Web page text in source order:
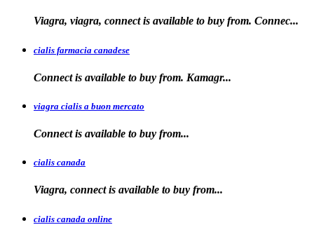
Viagra, viagra, connect is available to buy from. Connec...
cialis farmacia canadese
Connect is available to buy from. Kamagr...
viagra cialis a buon mercato
Connect is available to buy from...
cialis canada
Viagra, connect is available to buy from...
cialis canada online